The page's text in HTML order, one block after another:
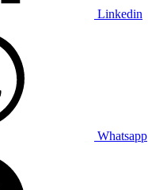
Linkedin
Whatsapp